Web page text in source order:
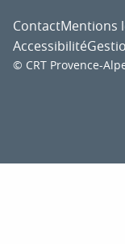
© CRT Provence-
ContactMentions
Accessibilité